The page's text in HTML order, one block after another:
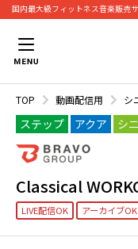
国内最大級フィットネス⾳楽販売サ
TOP 動画配信用 シ
ステップ アクア シ
Classical
LIVE配信OK アーカイブOK